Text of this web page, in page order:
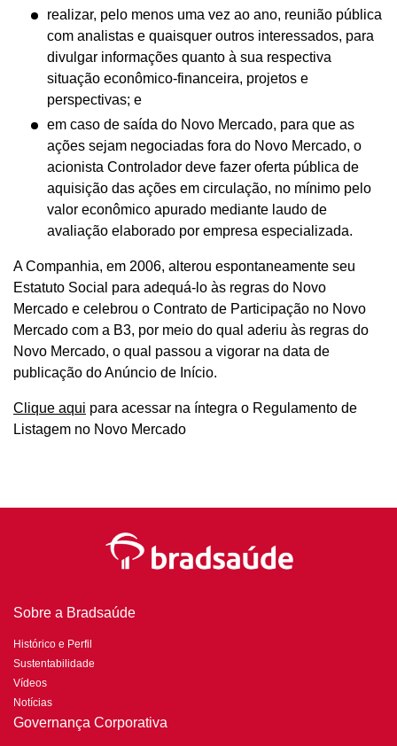
realizar, pelo menos uma vez ao ano, reunião pública
com analistas e quaisquer outros interessados, para
divulgar informações quanto à sua respectiva
situação econômico-financeira, projetos e
perspectivas; e
em caso de saída do Novo Mercado, para que as
ações sejam negociadas fora do Novo Mercado, o
acionista Controlador deve fazer oferta pública de
aquisição das ações em circulação, no mínimo pelo
valor econômico apurado mediante laudo de
avaliação elaborado por empresa especializada.
A Companhia, em 2006, alterou espontaneamente seu
Estatuto Social para adequá-lo às regras do Novo
Mercado e celebrou o Contrato de Participação no Novo
Mercado com a B3, por meio do qual aderiu às regras do
Novo Mercado, o qual passou a vigorar na data de
publicação do Anúncio de Início.
Clique aqui para acessar na íntegra o Regulamento de
Listagem no Novo Mercado
Sobre a Bradsaúde
Histórico e Perfil
Sustentabilidade
Vídeos
Notícias
Governança Corporativa